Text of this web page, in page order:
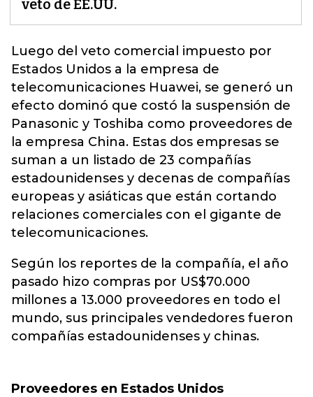
veto de EE.UU.
Luego del veto comercial impuesto por
Estados Unidos a la empresa de
telecomunicaciones Huawei, se generó un
efecto dominó que costó la suspensión de
Panasonic y Toshiba como proveedores de
la empresa China. Estas dos empresas se
suman a un listado de 23 compañías
estadounidenses y decenas de compañías
europeas y asiáticas que están cortando
relaciones comerciales con el gigante de
telecomunicaciones.
Según los reportes de la compañía, el año
pasado hizo compras por US$70.000
millones a 13.000 proveedores en todo el
mundo, sus principales vendedores fueron
compañías estadounidenses y chinas.
Proveedores en Estados Unidos